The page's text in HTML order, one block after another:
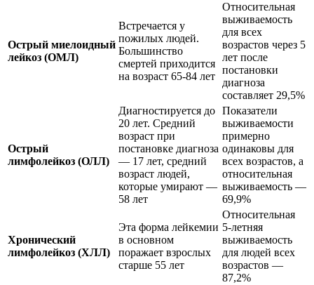
Острый миелоидный
лейкоз (ОМЛ)
Встречается у
пожилых людей.
Большинство
смертей приходится
на возраст 65-84 лет
Относительная
выживаемость
для всех
возрастов через 5
лет после
постановки
диагноза
составляет 29,5%
Острый
лимфолейкоз (ОЛЛ)
Диагностируется до
20 лет. Средний
возраст при
постановке диагноза
— 17 лет, средний
возраст людей,
которые умирают —
58 лет
Показатели
выживаемости
примерно
одинаковы для
всех возрастов, а
относительная
выживаемость —
69,9%
Хронический
лимфолейкоз (ХЛЛ)
Эта форма лейкемии
в основном
поражает взрослых
старше 55 лет
Относительная
5-летняя
выживаемость
для людей всех
возрастов —
87,2%